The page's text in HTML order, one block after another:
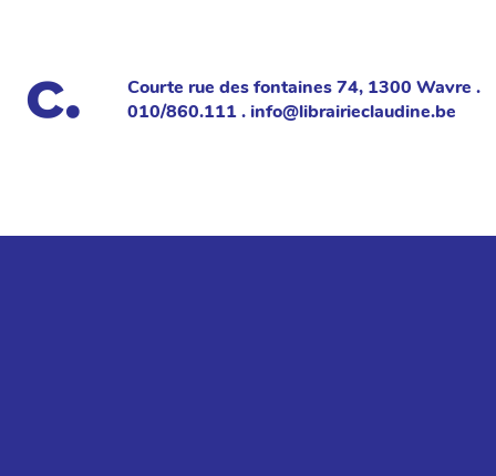
Courte rue des fontaines 74, 1300 Wavre .
010/860.111 . info@librairieclaudine.be